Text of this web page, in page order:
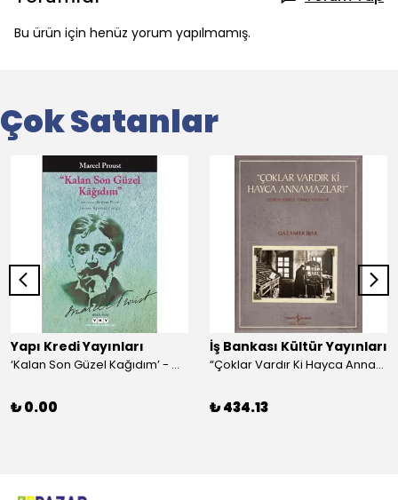
Bu ürün için henüz yorum yapılmamış.
Çok Satanlar
Yapı Kredi Yayınları
‘Kalan Son Güzel Kağıdım’ - Marcel Proust
₺ 0.00
İş Bankası Kültür Yayınları
“Çoklar Vardır Ki Hayca Annamazlar!” - Gazanfer İbar
₺ 434.13